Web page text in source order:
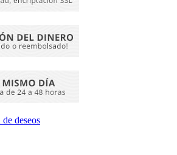
deseos